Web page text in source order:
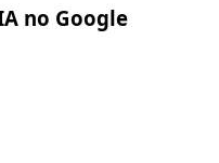
no Google